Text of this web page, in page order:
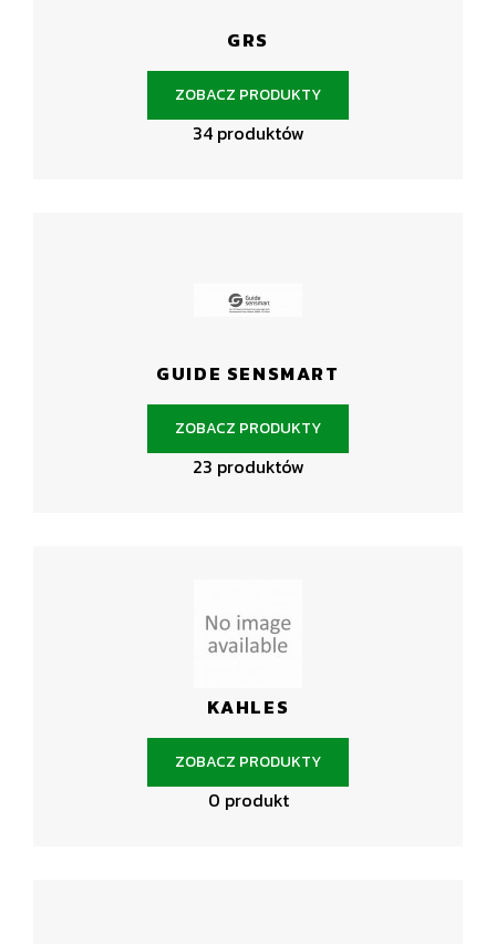
GRS
34 produktów
ZOBACZ PRODUKTY
GUIDE SENSMART
23 produktów
ZOBACZ PRODUKTY
KAHLES
0 produkt
ZOBACZ PRODUKTY